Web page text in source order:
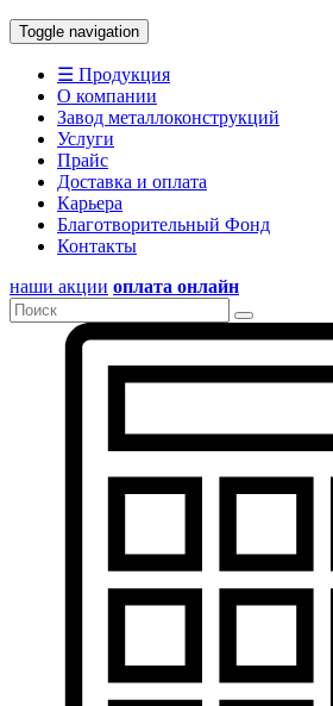
Toggle navigation
☰ Продукция
О компании
Завод металлоконструкций
Услуги
Прайс
Доставка и оплата
Карьера
Благотворительный Фонд
Контакты
наши акции оплата онлайн